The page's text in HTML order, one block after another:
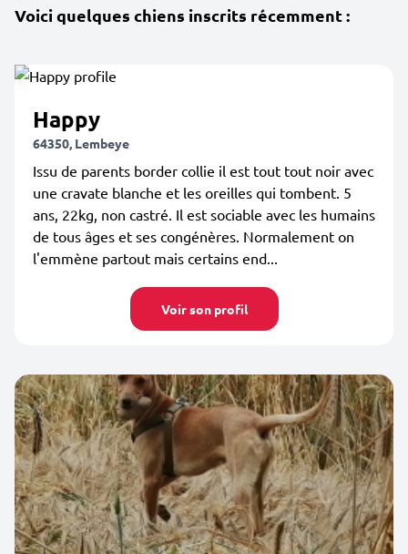
Voici quelques chiens inscrits récemment :
Happy
64350, Lembeye
Issu de parents border collie il est tout tout noir avec
une cravate blanche et les oreilles qui tombent. 5
ans, 22kg, non castré. Il est sociable avec les humains
de tous âges et ses congénères. Normalement on
l'emmène partout mais certains end...
Voir son profil